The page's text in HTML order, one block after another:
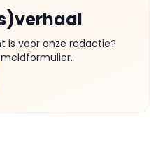
is voor onze redactie?